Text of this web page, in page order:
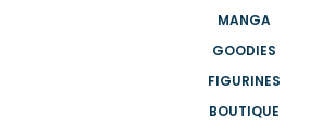
MANGA
GOODIES
FIGURINES
BOUTIQUE